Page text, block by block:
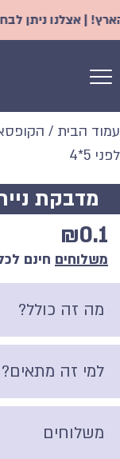
| אצלנו ניתן
עמוד הבית /
לפני 5*4
₪0.1
משלוחים חינם
מה זה כולל?
למי זה מתאים?
משלוחים
מדבקת נייר צורנית